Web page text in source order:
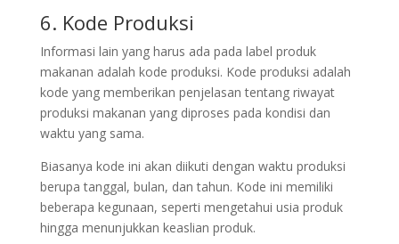
6. Kode Produksi
Informasi lain yang harus ada pada label produk
makanan adalah kode produksi. Kode produksi adalah
kode yang memberikan penjelasan tentang riwayat
produksi makanan yang diproses pada kondisi dan
waktu yang sama.
Biasanya kode ini akan diikuti dengan waktu produksi
berupa tanggal, bulan, dan tahun. Kode ini memiliki
beberapa kegunaan, seperti mengetahui usia produk
hingga menunjukkan keaslian produk.